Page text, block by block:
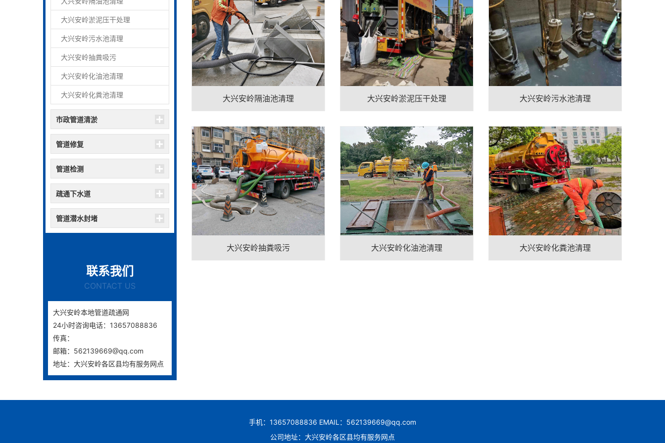
大兴安岭淤泥压干处理
大兴安岭污水池清理
大兴安岭抽粪吸污
大兴安岭化油池清理
大兴安岭化粪池清理
市政管道清淤
管道修复
管道检测
疏通下水道
管道潜水封堵
联系我们
CONTACT US
大兴安岭本地管道疏通网
24小时咨询电话：13657088836
传真：
邮箱：562139669@qq.com
地址：大兴安岭各区县均有服务网点
大兴安岭隔油池清理 大兴安岭淤泥压干处理 大兴安岭污水池清理
大兴安岭抽粪吸污 大兴安岭化油池清理 大兴安岭化粪池清理
手机：13657088836 EMAIL：562139669@qq.com
公司地址：大兴安岭各区县均有服务网点